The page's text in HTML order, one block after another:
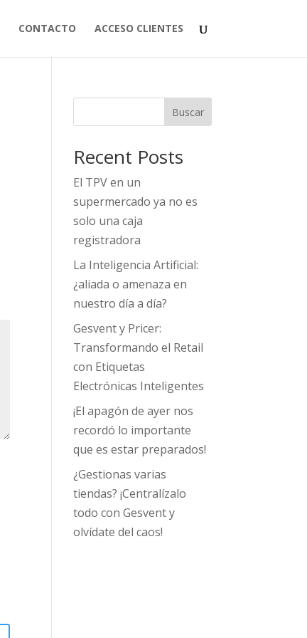
CONTACTO ACCESO CLIENTES
Buscar
Recent Posts
El TPV en un
supermercado ya no es
solo una caja
registradora
La Inteligencia Artificial:
¿aliada o amenaza en
nuestro día a día?
Gesvent y Pricer:
Transformando el Retail
con Etiquetas
Electrónicas Inteligentes
¡El apagón de ayer nos
recordó lo importante
que es estar preparados!
¿Gestionas varias
tiendas? ¡Centralízalo
todo con Gesvent y
olvídate del caos!